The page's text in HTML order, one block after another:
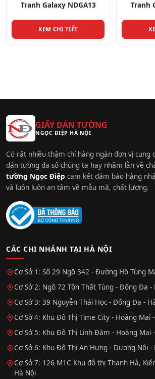
NDGA13 Tranh Galaxy
GIẤY DÁN TƯỜNG
NGỌC ĐIỆP HÀ NỘI
Có rất nhiều thậm chí hàng ngàn đơn vị cung
dán tường đa số chúng ta hay nhầm lẫn về
tường Ngọc Điệp cam kết đảm bảo hàng
và luôn luôn an tâm về mẫu mã, chất lượng.
CÁC CHI NHÁNH TẠI HÀ NỘI
Cơ Sở 1: Số 29 Ngõ 342 - Đường Hồ Tùng
Cơ Sở 2: Ngõ 72 Tôn Thất Tùng - Đống Đa -
Cơ Sở 3: 39 Nguyễn Thái Học - Đống Đa -
Cơ Sở 4: Khu Đô Thị Time City - Hoàng Mai
Cơ Sở 5: Khu Đô Thị Linh Đàm - Hoàng Mai
Cơ Sở 6: Khu Đô Thị An Hưng - Dương Nội
Cơ Sở 7: 126 M1C Khu đô thị Thanh Hà,
Hà Nội